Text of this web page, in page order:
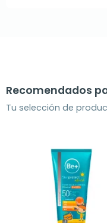
Recomendados
Tu selección de